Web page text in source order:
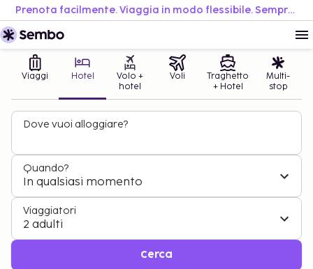
Prenota facilmente. Viaggia in modo flessibile. Sempre al miglior prezzo.
Viaggi Hotel
Volo +
hotel
Voli
Traghetto
+ Hotel
Multi-
stop
Dove vuoi alloggiare?
Quando?
In qualsiasi momento
Viaggiatori
2 adulti
Cerca